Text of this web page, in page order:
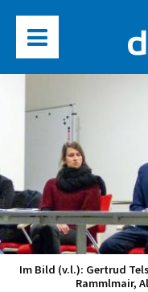
Im Bild (v.l.): Gertrud
Rammlmair,